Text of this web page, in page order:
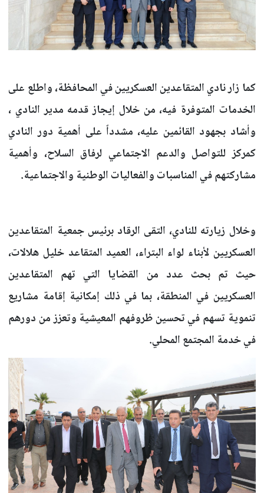
كما زار نادي المتقاعدين العسكريين في المحافظة، واطلع على
الخدمات المتوفرة فيه، من خلال إيجاز قدمه مدير النادي ،
وأشاد بجهود القائمين عليه، مشدداً على أهمية دور النادي
كمركز للتواصل والدعم الاجتماعي لرفاق السلاح، وأهمية
مشاركتهم في المناسبات والفعاليات الوطنية والاجتماعية.
وخلال زيارته للنادي، التقى الرقاد برئيس جمعية المتقاعدين
العسكريين لأبناء لواء البتراء، العميد المتقاعد خليل هلالات،
حيث تم بحث عدد من القضايا التي تهم المتقاعدين
العسكريين في المنطقة، بما في ذلك إمكانية إقامة مشاريع
تنموية تسهم في تحسين ظروفهم المعيشية وتعزز من دورهم
في خدمة المجتمع المحلي.